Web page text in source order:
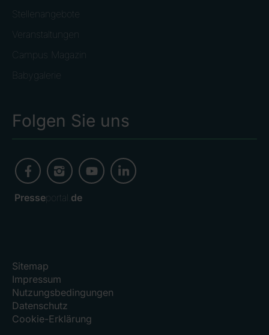
Stellenangebote
Veranstaltungen
Campus Magazin
Babygalerie
Folgen Sie uns
Presseportal. de
Sitemap
Impressum
Nutzungsbedingungen
Datenschutz
Cookie-Erklärung